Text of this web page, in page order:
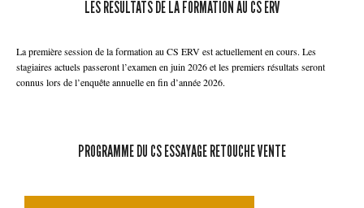
LES RÉSULTATS DE LA FORMATION AU CS ERV
La première session de la formation au CS ERV est actuellement en cours. Les
stagiaires actuels passeront l’examen en juin 2026 et les premiers résultats seront
connus lors de l’enquête annuelle en fin d’année 2026.
PROGRAMME DU CS ESSAYAGE RETOUCHE VENTE